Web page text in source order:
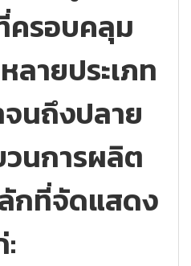
รอบคลุม
ายประเภท
นถึงปลาย
วนการผลิต
กที่จัดแสดง
: